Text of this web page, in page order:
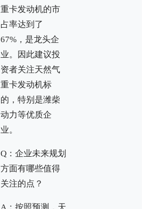
重卡发动机的市
占率达到了
67%，是龙头企
业。因此建议投
资者关注天然气
重卡发动机标
的，特别是潍柴
动力等优质企
业。
Q：企业未来规划
方面有哪些值得
关注的点？